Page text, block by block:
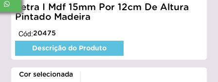
Letra I Mdf 15mm Por 12cm De Altura
Pintado Madeira
Cód:20475
Descrição do Produto
Cor selecionada